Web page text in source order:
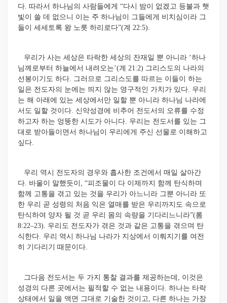
다. 따라서 하나님의 사람들에게 “다시 밤이 없겠고 등불과 햇
빛이 쓸 데 없으니 이는 주 하나님이 그들에게 비치심이라 그
들이 세세토록 왕 노릇 하리로다”(계 22:5).
우리가 사는 세상은 타락한 세상의 잔재일 뿐 아니라 ‘하나
님께로부터 하늘에서 내려오는’(계 21:2) 그리스도의 나라의
선봉이기도 하다. 그러므로 그리스도를 따르는 이들이 하는
일은 전도자의 눈에는 띄지 않는 영구적인 가치가 있다. 우리
는 해 아래에 있는 세상에서만 일할 뿐 아니라 하나님 나라에
서도 일할 것이다. 신약성경에 비추어 전도서의 오류를 수정
하고자 하는 엉뚱한 시도가 아니다. 우리는 전도서를 있는 그
대로 받아들이면서 하나님이 우리에게 주신 선물로 이해하고
싶다.
우리 역시 전도자의 경우와 흡사한 조건에서 매일 살아간
다. 바울이 말했듯이, “피조물이 다 이제까지 함께 탄식하며
함께 고통을 겪고 있는 것을 우리가 아느니라 그뿐 아니라 또
한 우리 곧 성령의 처음 익은 열매를 받은 우리까지도 속으로
탄식하여 양자 될 것 곧 우리 몸의 속량을 기다리느니라”(롬
8:22–23). 우리도 전도자가 겪은 것과 같은 고통을 겪으며 탄
식한다. 우리 역시 하나님 나라가 지상에서 이뤄지기를 여전
히 기다리기 때문이다.
그다음 전도서는 두 가지 통찰 결과를 제공하는데, 이것은
성경의 다른 곳에서는 필적할 수 없는 내용이다. 하나는 타락
상태에서 일을 액면 그대로 기술한 것이고, 다른 하나는 가장